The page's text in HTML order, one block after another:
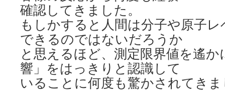
確認してきました。
もしかすると人間は分子や原子
できるのではないだろうか
と思えるほど、測定限界値を遙
響」をはっきりと認識して
いることに何度も驚かされてき